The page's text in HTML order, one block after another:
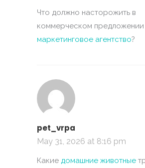
Что должно насторожить в
коммерческом предложении
маркетинговое агентство?
pet_vrpa
May 31, 2026 at 8:16 pm
Какие домашние животные